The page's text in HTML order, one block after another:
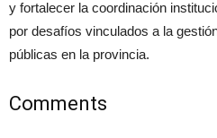
y fortalecer la coordinación
por desafíos vinculados a la
públicas en la provincia.
Comments